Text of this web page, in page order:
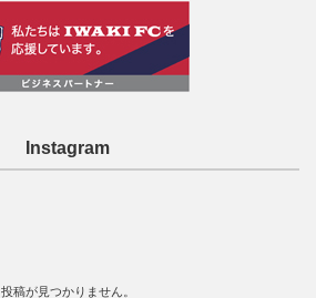
Instagram
投稿が見つかりません。